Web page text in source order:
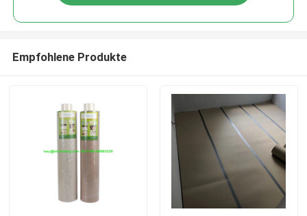
Empfohlene Produkte